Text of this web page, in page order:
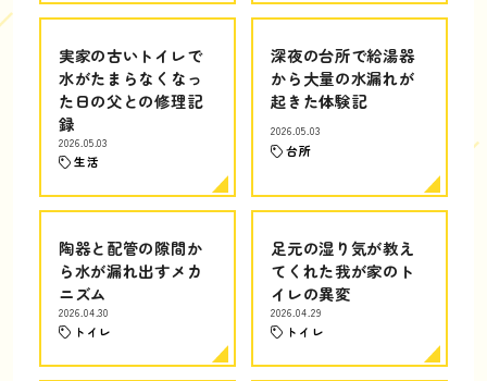
実家の古いトイレで
水がたまらなくなっ
た日の父との修理記
録
2026.05.03
生活
深夜の台所で給湯器
から大量の水漏れが
起きた体験記
2026.05.03
台所
陶器と配管の隙間か
ら水が漏れ出すメカ
ニズム
2026.04.30
トイレ
足元の湿り気が教え
てくれた我が家のト
イレの異変
2026.04.29
トイレ